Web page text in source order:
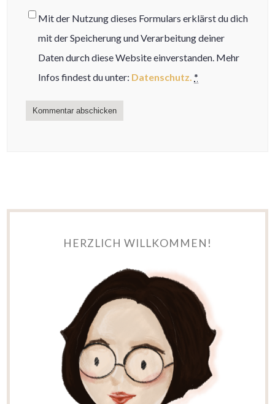
Mit der Nutzung dieses Formulars erklärst du dich
mit der Speicherung und Verarbeitung deiner
Daten durch diese Website einverstanden. Mehr
Infos findest du unter: Datenschutz. *
HERZLICH WILLKOMMEN!